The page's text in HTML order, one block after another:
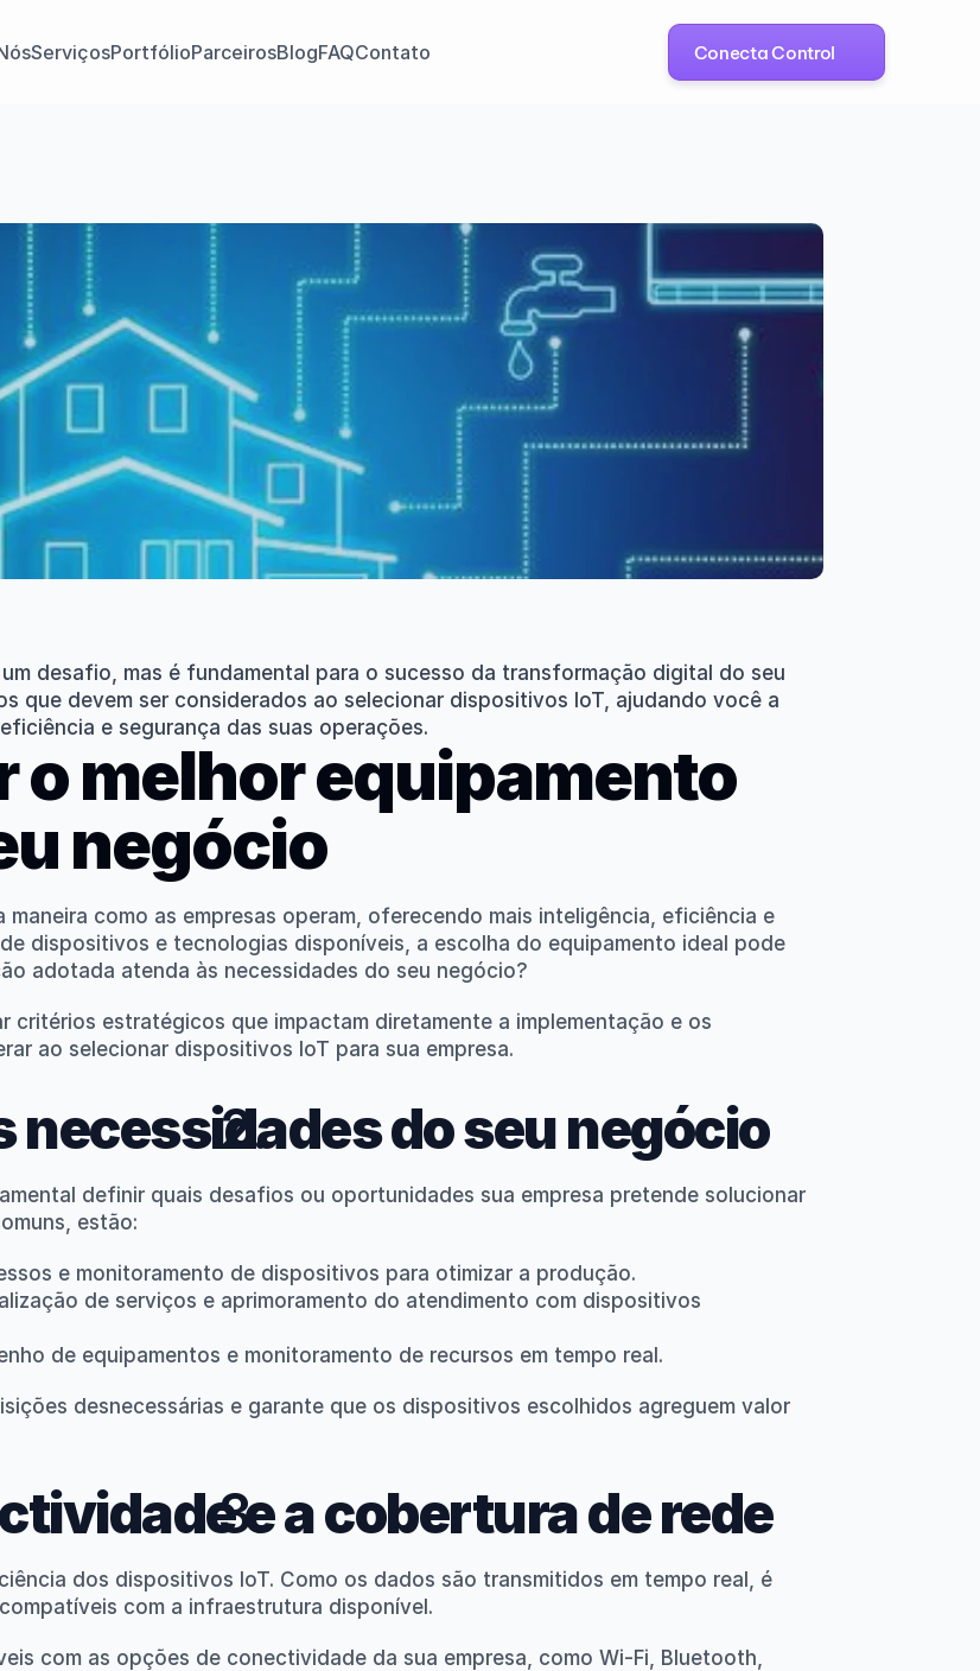
desafio, mas é fundamental para o sucesso da transformação digital do seu
que devem ser considerados ao selecionar dispositivos IoT, ajudando você a
e segurança das suas operações.
o melhor equipamento
negócio
como as empresas operam, oferecendo mais inteligência, eficiência e
dispositivos e tecnologias disponíveis, a escolha do equipamento ideal pode
adotada atenda às necessidades do seu negócio?
critérios estratégicos que impactam diretamente a implementação e os
ao selecionar dispositivos IoT para sua empresa.
necessidades do seu negócio
definir quais desafios ou oportunidades sua empresa pretende solucionar
estão:
e monitoramento de dispositivos para otimizar a produção.
de serviços e aprimoramento do atendimento com dispositivos
de equipamentos e monitoramento de recursos em tempo real.
desnecessárias e garante que os dispositivos escolhidos agreguem valor
e a cobertura de rede
dos dispositivos IoT. Como os dados são transmitidos em tempo real, é
com a infraestrutura disponível.
com as opções de conectividade da sua empresa, como Wi-Fi, Bluetooth,
ServiçosPortfólioParceirosBlogFAQContato Conecta Control